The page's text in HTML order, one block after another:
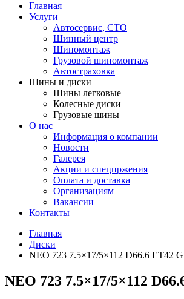
Главная
Услуги
Автосервис, СТО
Шинный центр
Шиномонтаж
Грузовой шиномонтаж
Автостраховка
Шины и диски
Шины легковые
Колесные диски
Грузовые шины
О нас
Информация о компании
Новости
Галерея
Акции и спецпржения
Оплата и доставка
Организациям
Вакансии
Контакты
Главная
Диски
NEO 723 7.5×17/5×112 D66.6 ET42
NEO 723 7.5×17/5×112